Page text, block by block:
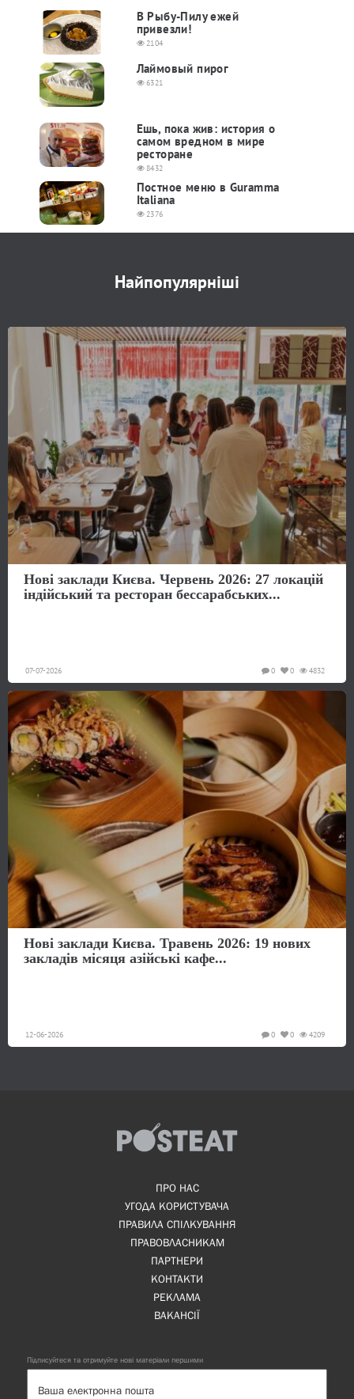
В Рыбу-Пилу ежей
привезли!
2104
Лаймовый пирог
6321
Ешь, пока жив: история о
самом вредном в мире
ресторане
8432
Постное меню в Guramma
Italiana
2376
Найпопулярніші
Нові заклади Києва. Червень 2026: 27 локацій
індійський та ресторан бессарабських...
07-07-2026 4832
0
0
Нові заклади Києва. Травень 2026: 19 нових
закладів місяця азійські кафе...
12-06-2026 4209
0
0
ПРО НАС
УГОДА КОРИСТУВАЧА
ПРАВИЛА СПІЛКУВАННЯ
ПРАВОВЛАСНИКАМ
ПАРТНЕРИ
КОНТАКТИ
РЕКЛАМА
ВАКАНСІЇ
Підписуйтеся та отримуйте нові матеріали першими